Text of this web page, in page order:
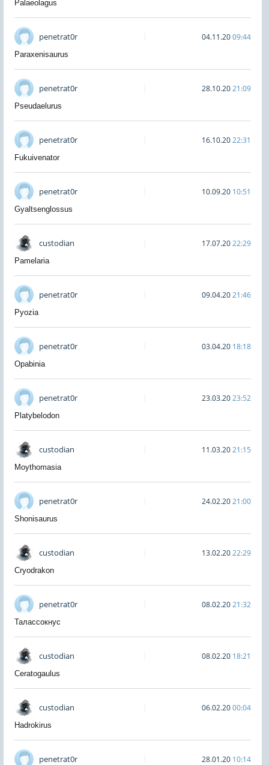
Palaeolagus
penetrat0r 04.11.2009:44
Paraxenisaurus
penetrat0r 28.10.2021:09
Pseudaelurus
penetrat0r 16.10.2022:31
Fukuivenator
penetrat0r 10.09.20 10:51
Gyaltsenglossus
custodian 17.07.2022:29
Pamelaria
penetrat0r 09.04.2021:46
Pyozia
penetrat0r 03.04.20 18:18
Opabinia
penetrat0r 23.03.2023:52
Platybelodon
custodian 11.03.2021:15
Moythomasia
penetrat0r 24.02.2021:00
Shonisaurus
custodian 13.02.2022:29
Cryodrakon
penetrat0r 08.02.2021:32
Талассокнус
custodian 08.02.20 18:21
Ceratogaulus
custodian 06.02.2000:04
Hadrokirus
penetrat0r 28.01.20 10:14